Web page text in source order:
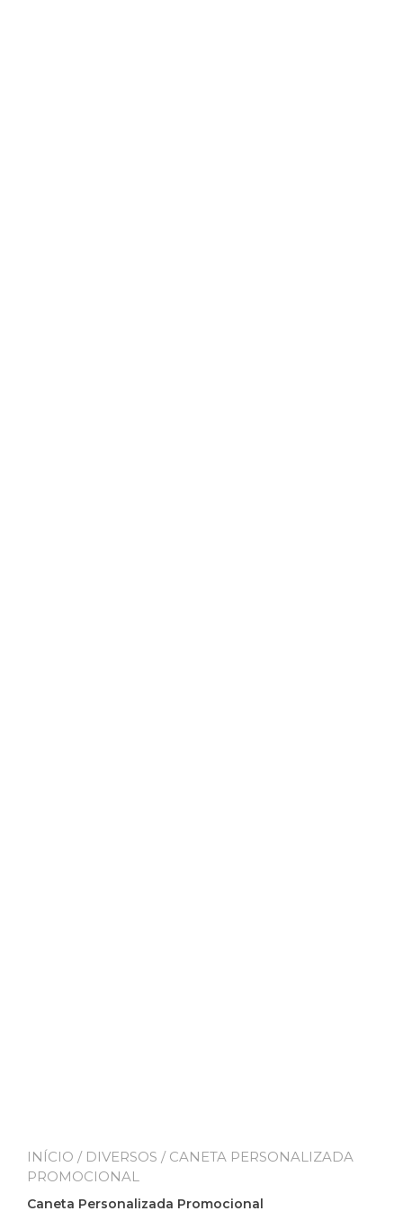
INÍCIO / DIVERSOS / CANETA PERSONALIZADA
PROMOCIONAL
Caneta Personalizada Promocional